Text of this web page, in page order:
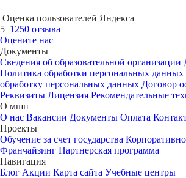
Оценка пользователей Яндекса
5 1250 отзыва
Оцените нас
Документы
Сведения об образовательной организации
Политика обработки персональных данных
обработку персональных данных Договор
Реквизиты Лицензия Рекомендательные
О мшп
О нас Вакансии Документы Оплата
Проекты
Обучение за счет государства
Франчайзинг Партнерская программа
Навигация
Блог Акции Карта сайта Учебные центры